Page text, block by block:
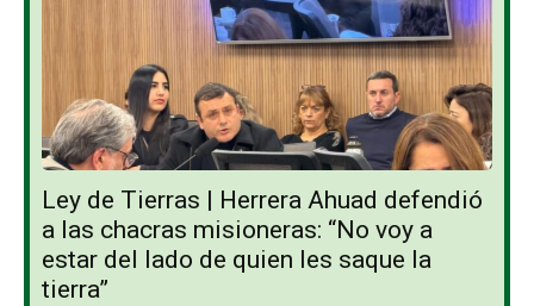
Ley de Tierras | Herrera Ahuad defendió
a las chacras misioneras: “No voy a
estar del lado de quien les saque la
tierra”